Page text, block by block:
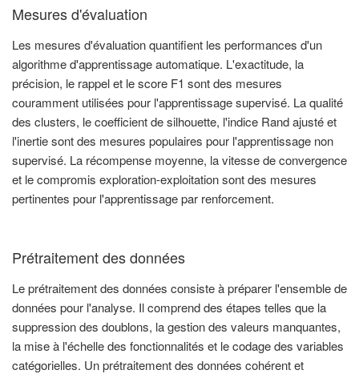
Mesures d'évaluation
Les mesures d'évaluation quantifient les performances d'un
algorithme d'apprentissage automatique. L'exactitude, la
précision, le rappel et le score F1 sont des mesures
couramment utilisées pour l'apprentissage supervisé. La qualité
des clusters, le coefficient de silhouette, l'indice Rand ajusté et
l'inertie sont des mesures populaires pour l'apprentissage non
supervisé. La récompense moyenne, la vitesse de convergence
et le compromis exploration-exploitation sont des mesures
pertinentes pour l'apprentissage par renforcement.
Prétraitement des données
Le prétraitement des données consiste à préparer l'ensemble de
données pour l'analyse. Il comprend des étapes telles que la
suppression des doublons, la gestion des valeurs manquantes,
la mise à l'échelle des fonctionnalités et le codage des variables
catégorielles. Un prétraitement des données cohérent et